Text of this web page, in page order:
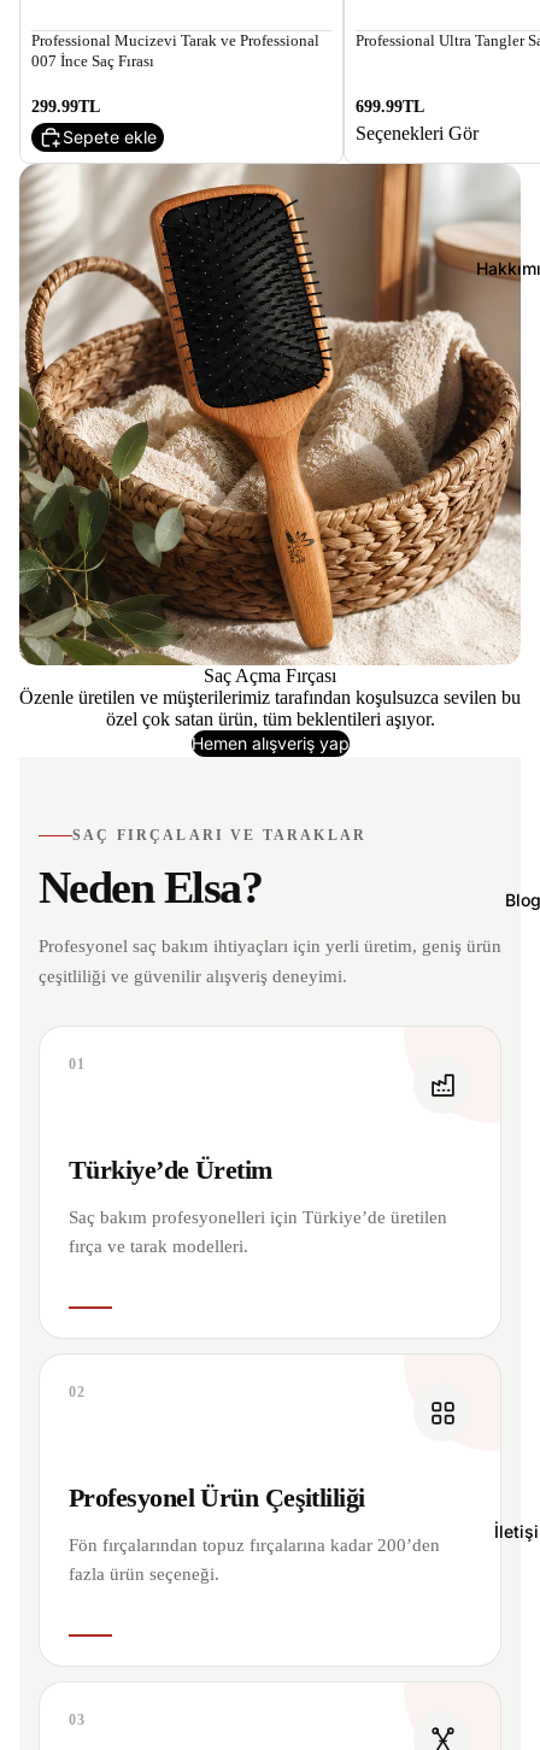
Blog
Professional Mucizevi Tarak ve Professional
007 İnce Saç Fırası
299.99TL
Sepete ekle
Professional Ultra Tangler
699.99TL
Seçenekleri Gör
Saç Açma Fırçası
Özenle üretilen ve müşterilerimiz tarafından koşulsuzca sevilen bu
özel çok satan ürün, tüm beklentileri aşıyor.
Hemen alışveriş yap
SAÇ FIRÇALARI VE TARAKLAR
Neden Elsa?
Profesyonel saç bakım ihtiyaçları için yerli üretim, geniş ürün
çeşitliliği ve güvenilir alışveriş deneyimi.
01
Türkiye’de Üretim
Saç bakım profesyonelleri için Türkiye’de üretilen
fırça ve tarak modelleri.
02
Profesyonel Ürün Çeşitliliği
Fön fırçalarından topuz fırçalarına kadar 200’den
fazla ürün seçeneği.
03